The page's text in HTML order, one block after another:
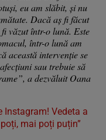
eu am slăbit, și nu
Dacă aș fi făcut
văzut într-o lună. Este
într-o lună am
această intervenție se
sau trebuie să
a dezvăluit Oana
Instagram! Vedeta a
mai poți puțin”